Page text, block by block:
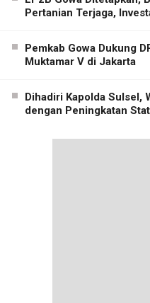
Pertanian Terjaga,
Pemkab Gowa Dukung
Muktamar V di Jakarta
Dihadiri Kapolda Sulsel,
dengan Peningkatan